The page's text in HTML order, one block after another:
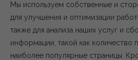
Мы используем собственные и
для улучшения и оптимизации
также для анализа наших услуг и
информации, такой как количество
наиболее популярные страницы.